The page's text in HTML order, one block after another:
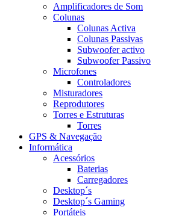
Amplificadores de Som
Colunas
Colunas Activa
Colunas Passivas
Subwoofer activo
Subwoofer Passivo
Microfones
Controladores
Misturadores
Reprodutores
Torres e Estruturas
Torres
GPS & Navegação
Informática
Acessórios
Baterias
Carregadores
Desktop´s
Desktop´s Gaming
Portáteis